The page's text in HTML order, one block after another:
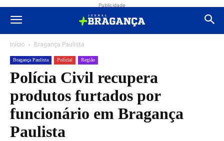
Publicidade
Início Bragança Paulista
Bragança Paulista Polícial Região
Polícia Civil recupera
produtos furtados por
funcionário em Bragança
Paulista